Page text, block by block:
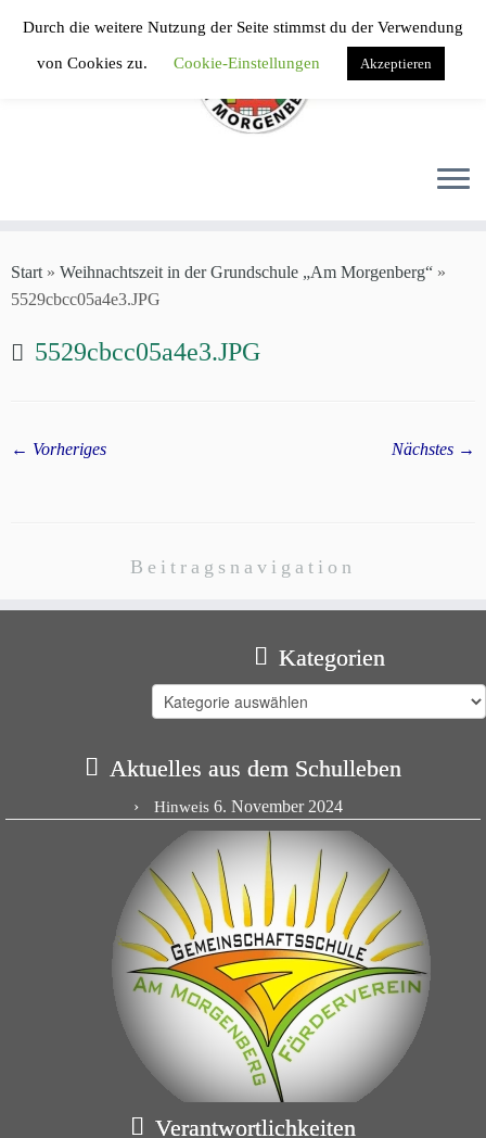
springen
Start » Weihnachtszeit in der Grundschule „Am Morgenberg“ »
5529cbcc05a4e3.JPG
5529cbcc05a4e3.JPG
← Vorheriges Nächstes →
Beitragsnavigation
Kategorien
Kategorien
Aktuelles aus dem Schulleben
Hinweis 6. November 2024
Verantwortlichkeiten
Durch die weitere Nutzung der Seite stimmst du der Verwendung
von Cookies zu. Cookie-Einstellungen Akzeptieren